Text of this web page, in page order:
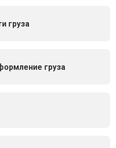
груза
груза